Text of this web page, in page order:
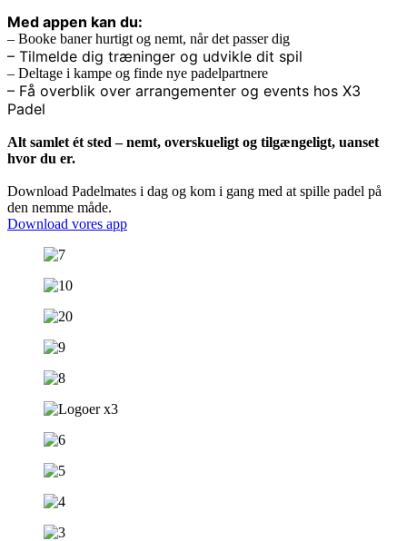
Med appen kan du:
– Booke baner hurtigt og nemt, når det passer dig
– Tilmelde dig træninger og udvikle dit spil
– Deltage i kampe og finde nye padelpartnere
– Få overblik over arrangementer og events hos X3
Padel
Alt samlet ét sted – nemt, overskueligt og tilgængeligt, uanset
hvor du er.
Download Padelmates i dag og kom i gang med at spille padel på
den nemme måde.
Download vores app